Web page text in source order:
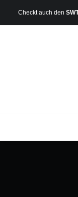
Checkt auch den